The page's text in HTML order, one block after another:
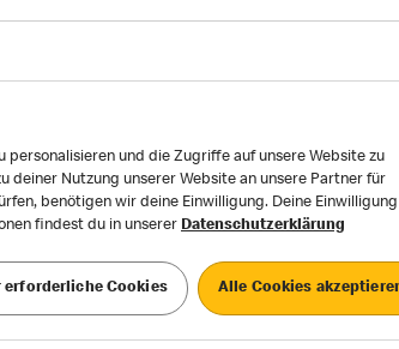
Reports on Human and
Privatsphäre Einstellungen
personalisieren und die Zugriffe auf unsere Website zu
deiner Nutzung unserer Website an unsere Partner für
benötigen wir deine Einwilligung. Deine Einwilligung
findest du in unserer Datenschutzerklärung
erforderliche Cookies Alle Cookies